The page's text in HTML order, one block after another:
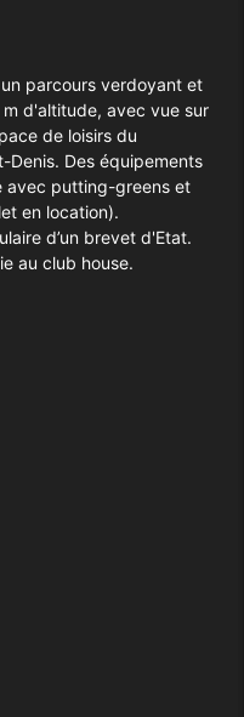
parcours verdoyant et
d'altitude, avec vue sur
de loisirs du
Denis. Des équipements
avec putting-greens et
en location).
d’un brevet d'Etat.
au club house.